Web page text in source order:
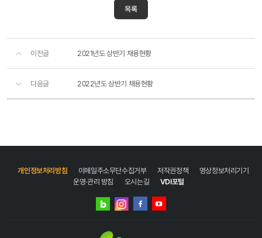
목록
이전글 2021년도 상반기 채용현황
다음글 2022년도 상반기 채용현황
개인정보처리방침 이메일주소무단수집거부 저작권정책
영상정보처리기기
운영·관리 방침
오시는길 VDI포털
네이버
인스타그램